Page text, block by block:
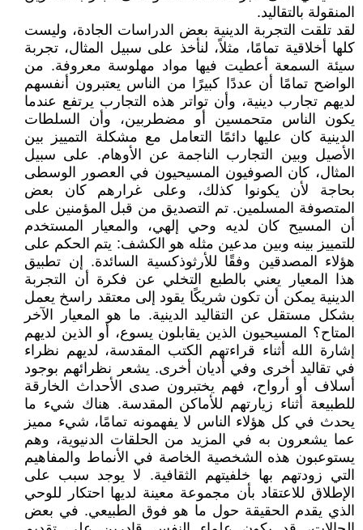
المنقولة بالتقاليد.
لقد تلقت التجربة الدينية بعض الدراسات الجادة، وليست
كلها أخلاقية تمامًا، مثلاً، لنأخذ على سبيل المثال، تجربة
سيئة السمعة أعطيت فيها مواد مهلوسة معروفة. من
الواضح تمامًا أن عددًا كبيرًا من الناس يعتبرون أنفسهم
لديهم تجارب دينية، وأن تواتر هذه التجارب يرتفع عندما
يكون الناس متحمسين أو مضطربين، وأن السلطات
الدينية كان عليها دائمًا التعامل مع مشكلة التمييز بين
الأصيل وبين التجارب الناجمة عن الأوهام. على سبيل
المثال، كان الصوفيون المسيحيون في العصور الوسطى
بحاجة لأن يكونوا كذلك، وعلى غرارهم كان بعض
المتصوفة المسلمين. تم التصديق من قبل المؤمنين على
أن المسيح كان لديه وحي إلهي، والمعيار المستخدم
للتمييز بينه وبين مدعين مثله هو الكشف: يتم الحكم على
هؤلاء المصدقين وفقًا للأرثوذكسية السائدة. إن تطبيق
هذا المعيار يعني بالطبع التخلي عن فكرة أن التجربة
الدينية يمكن أن تكون شريكًا يقود إلى معتقد راسخ يعمل
بشكل مستقل عن التقاليد الدينية. ما هو المعيار الآخر
المتاح؟ المسيحيون الذين يقابلون يسوع، أو الذين لديهم
إشارة الله أثناء قراءتهم الكتب المقدسة، لديهم نظراء
في تقاليد أخرى وفي أديان أخرى. يشعر نظرائهم بوجود
أسلاف أو أرواح، فهم يختبرون صدى الأحداث الخارقة
للطبيعة أثناء زيارتهم للأماكن المقدسة. هناك شيء ما
يحدث في كل هؤلاء الناس لا يفهمونه تمامًا، شيء مميز
عما يشعرون به في المزيد من الحلقات الدنيوية، وهم
يستوعبون هذه الشخصية الخاصة في الأنماط والمفاهيم
التي زودتهم بها خلفيتهم الثقافية. لا يوجد سبب على
الإطلاق للاعتقاد بأن مجموعة معينة لديها احتكار للوحي
الذي يقدم الحقيقة حول ما هو فوق الطبيعي. في بعض